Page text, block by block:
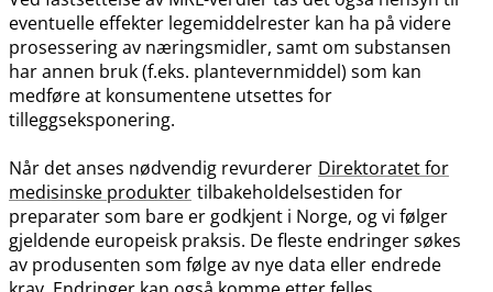
eventuelle effekter legemiddelrester kan ha på videre
prosessering av næringsmidler, samt om substansen
har annen bruk (f.eks. plantevernmiddel) som kan
medføre at konsumentene utsettes for
tilleggseksponering.
Når det anses nødvendig revurderer Direktoratet for
medisinske produkter tilbakeholdelsestiden for
preparater som bare er godkjent i Norge, og vi følger
gjeldende europeisk praksis. De fleste endringer søkes
av produsenten som følge av nye data eller endrede